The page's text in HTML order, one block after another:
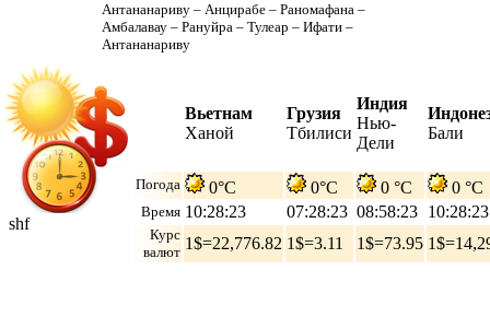
Антананариву – Анцирабе – Раномафана –
Амбалавау – Рануйра – Тулеар – Ифати –
Антананариву
Вьетнам
Ханой
Грузия
Тбилиси
Индия
Нью-
Дели
Бали
Погода 0°C 0°C 0 °C 0 °C
Время 10:28:24 07:28:24 08:58:24 10:28:24
Курс
валют 1$=22,776.82 1$=3.11 1$=73.95
shf